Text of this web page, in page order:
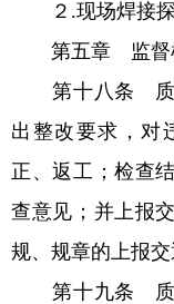
２.现场焊接探
第五章 监督检
第十八条 质监
出整改要求，对
正、返工；检查
查意见；并上报
规、规章的上报交
第十九条 质监